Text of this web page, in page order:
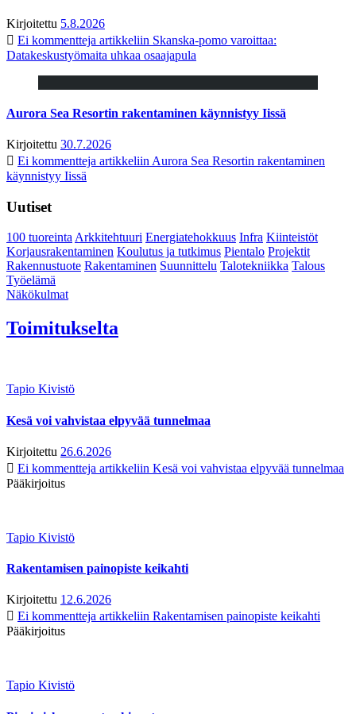
Kirjoitettu 5.8.2026
Ei kommentteja artikkeliin Skanska-pomo varoittaa:
Datakeskustyömaita uhkaa osaajapula
Aurora Sea Resortin rakentaminen käynnistyy Iissä
Kirjoitettu 30.7.2026
Ei kommentteja artikkeliin Aurora Sea Resortin rakentaminen
käynnistyy Iissä
Uutiset
100 tuoreintaArkkitehtuuri Energiatehokkuus Infra Kiinteistöt
Korjausrakentaminen Koulutus ja tutkimus Pientalo Projektit
Rakennustuote Rakentaminen Suunnittelu Talotekniikka Talous
Työelämä
Näkökulmat
Toimitukselta
Tapio Kivistö
Kesä voi vahvistaa elpyvää tunnelmaa
Kirjoitettu 26.6.2026
Ei kommentteja artikkeliin Kesä voi vahvistaa elpyvää tunnelmaa
Pääkirjoitus
Tapio Kivistö
Rakentamisen painopiste keikahti
Kirjoitettu 12.6.2026
Ei kommentteja artikkeliin Rakentamisen painopiste keikahti
Pääkirjoitus
Tapio Kivistö